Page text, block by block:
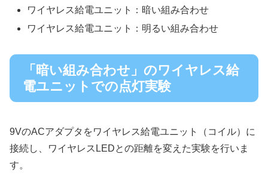
ワイヤレス給電ユニット：暗い組み合わせ
ワイヤレス給電ユニット：明るい組み合わせ
「暗い組み合わせ」のワイヤレス給
電ユニットでの点灯実験
9VのACアダプタをワイヤレス給電ユニット（コイル）に
接続し、ワイヤレスLEDとの距離を変えた実験を行いま
す。